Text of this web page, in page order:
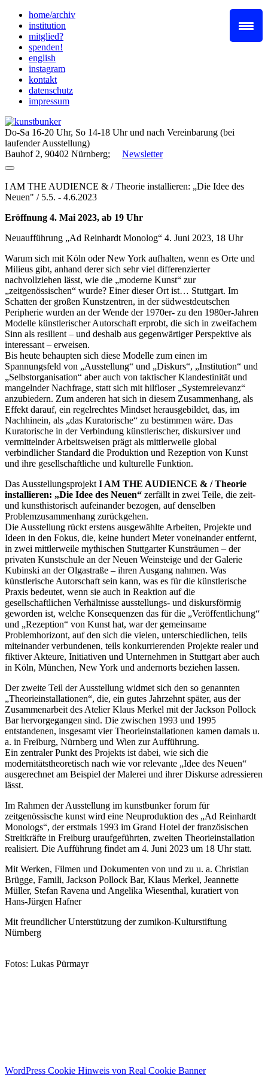
Skip
content
home/archiv
institution
mitglied?
spenden!
english
instagram
kontakt
datenschutz
impressum
Do-Sa 16-20 Uhr, So 14-18 Uhr und nach Vereinbarung (bei
laufender Ausstellung)
Bauhof 2, 90402 Nürnberg; Newsletter
I AM THE AUDIENCE & / Theorie installieren: „Die Idee des
Neuen" / 5.5. - 4.6.2023
Eröffnung 4. Mai 2023, ab 19 Uhr
Neuaufführung „Ad Reinhardt Monolog“ 4. Juni 2023, 18 Uhr
Warum sich mit Köln oder New York aufhalten, wenn es Orte und
Milieus gibt, anhand derer sich sehr viel differenzierter
nachvollziehen lässt, wie die „moderne Kunst“ zur
„zeitgenössischen“ wurde? Einer dieser Ort ist… Stuttgart. Im
Schatten der großen Kunstzentren, in der südwestdeutschen
Peripherie wurden an der Wende der 1970er- zu den 1980er-Jahren
Modelle künstlerischer Autorschaft erprobt, die sich in zweifachem
Sinn als resilient – und deshalb aus gegenwärtiger Perspektive als
interessant – erweisen.
Bis heute behaupten sich diese Modelle zum einen im
Spannungsfeld von „Ausstellung“ und „Diskurs“, „Institution“ und
„Selbstorganisation“ aber auch von taktischer Klandestinität und
mangelnder Nachfrage, statt sich mit hilfloser „Systemrelevanz“
anzubiedern. Zum anderen hat sich in diesem Zusammenhang, als
Effekt darauf, ein regelrechtes Mindset herausgebildet, das, im
Nachhinein, als „das Kuratorische“ zu bestimmen wäre. Das
Kuratorische in der Verbindung künstlerischer, diskursiver und
vermittelnder Arbeitsweisen prägt als mittlerweile global
verbindlicher Standard die Produktion und Rezeption von Kunst
und ihre gesellschaftliche und kulturelle Funktion.
Das Ausstellungsprojekt I AM THE AUDIENCE & / Theorie
installieren: „Die Idee des Neuen“ zerfällt in zwei Teile, die zeit-
und kunsthistorisch aufeinander bezogen, auf denselben
Problemzusammenhang zurückgehen.
Die Ausstellung rückt erstens ausgewählte Arbeiten, Projekte und
Ideen in den Fokus, die, keine hundert Meter voneinander entfernt,
in zwei mittlerweile mythischen Stuttgarter Kunsträumen – der
privaten Kunstschule an der Neuen Weinsteige und der Galerie
Kubinski an der Olgastraße – ihren Ausgang nahmen. Was
künstlerische Autorschaft sein kann, was es für die künstlerische
Praxis bedeutet, wenn sie auch in Reaktion auf die
gesellschaftlichen Verhältnisse ausstellungs- und diskursförmig
geworden ist, welche Konsequenzen das für die „Veröffentlichung“
und „Rezeption“ von Kunst hat, war der gemeinsame
Problemhorizont, auf den sich die vielen, unterschiedlichen, teils
miteinander verbundenen, teils konkurrierenden Projekte realer und
fiktiver Akteure, Initiativen und Unternehmen in Stuttgart aber auch
in Köln, München, New York und andernorts beziehen lassen.
Der zweite Teil der Ausstellung widmet sich den so genannten
„Theorieinstallationen“, die, ein gutes Jahrzehnt später, aus der
Zusammenarbeit des Atelier Klaus Merkel mit der Jackson Pollock
Bar hervorgegangen sind. Die zwischen 1993 und 1995
entstandenen, insgesamt vier Theorieinstallationen kamen damals u.
a. in Freiburg, Nürnberg und Wien zur Aufführung.
Ein zentraler Punkt des Projekts ist dabei, wie sich die
modernitätstheoretisch nach wie vor relevante „Idee des Neuen“
ausgerechnet am Beispiel der Malerei und ihrer Diskurse adressieren
lässt.
Im Rahmen der Ausstellung im kunstbunker forum für
zeitgenössische kunst wird eine Neuproduktion des „Ad Reinhardt
Monologs“, der erstmals 1993 im Grand Hotel der französischen
Streitkräfte in Freiburg uraufgeführten, zweiten Theorieinstallation
realisiert. Die Aufführung findet am 4. Juni 2023 um 18 Uhr statt.
Mit Werken, Filmen und Dokumenten von und zu u. a. Christian
Brügge, Famili, Jackson Pollock Bar, Klaus Merkel, Jeannette
Müller, Stefan Ravena und Angelika Wiesenthal, kuratiert von
Hans-Jürgen Hafner
Mit freundlicher Unterstützung der zumikon-Kulturstiftung
Nürnberg
Fotos: Lukas Pürmayr
WordPress Cookie Hinweis von Real Cookie Banner